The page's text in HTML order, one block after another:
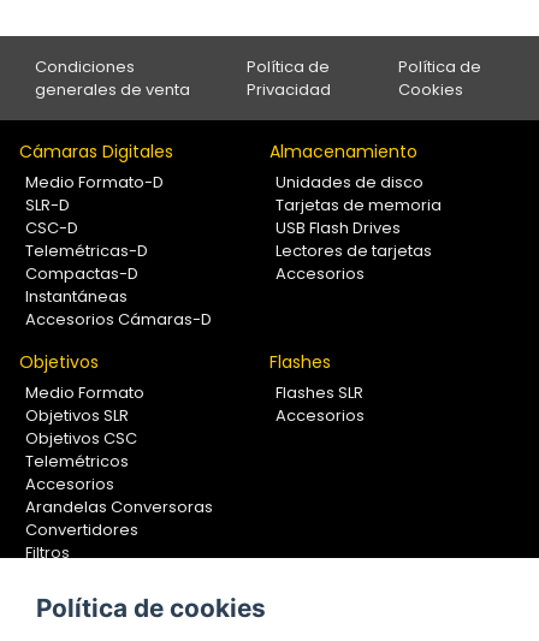
Condiciones
generales de venta
Política de
Privacidad
Política de
Cookies
Cámaras Digitales
Medio Formato-D
SLR-D
CSC-D
Telemétricas-D
Compactas-D
Instantáneas
Accesorios Cámaras-D
Almacenamiento
Unidades de disco
Tarjetas de memoria
USB Flash Drives
Lectores de tarjetas
Accesorios
Objetivos
Medio Formato
Objetivos SLR
Objetivos CSC
Telemétricos
Accesorios
Arandelas Conversoras
Convertidores
Filtros
Calibradores
Flashes
Flashes SLR
Accesorios
Política de cookies